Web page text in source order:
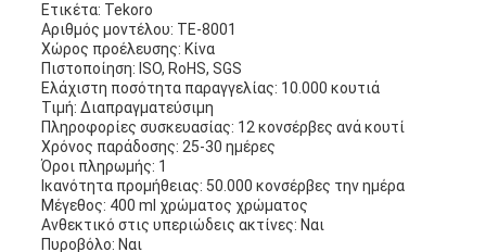
Ετικέτα: Tekoro
Αριθμός μοντέλου: TE-8001
Χώρος προέλευσης: Κίνα
Πιστοποίηση: ISO, RoHS, SGS
Ελάχιστη ποσότητα παραγγελίας: 10.000 κουτιά
Τιμή: Διαπραγματεύσιμη
Πληροφορίες συσκευασίας: 12 κονσέρβες ανά κουτί
Χρόνος παράδοσης: 25-30 ημέρες
Όροι πληρωμής: 1
Ικανότητα προμήθειας: 50.000 κονσέρβες την ημέρα
Μέγεθος: 400 ml χρώματος χρώματος
Ανθεκτικό στις υπεριώδεις ακτίνες: Ναι
Πυροβόλο: Ναι